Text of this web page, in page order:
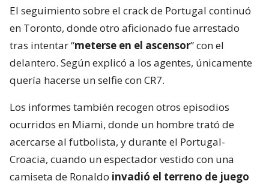
El seguimiento sobre el crack de Portugal continuó
en Toronto, donde otro aficionado fue arrestado
tras intentar “meterse en el ascensor” con el
delantero. Según explicó a los agentes, únicamente
quería hacerse un selfie con CR7.
Los informes también recogen otros episodios
ocurridos en Miami, donde un hombre trató de
acercarse al futbolista, y durante el Portugal-
Croacia, cuando un espectador vestido con una
camiseta de Ronaldo invadió el terreno de juego